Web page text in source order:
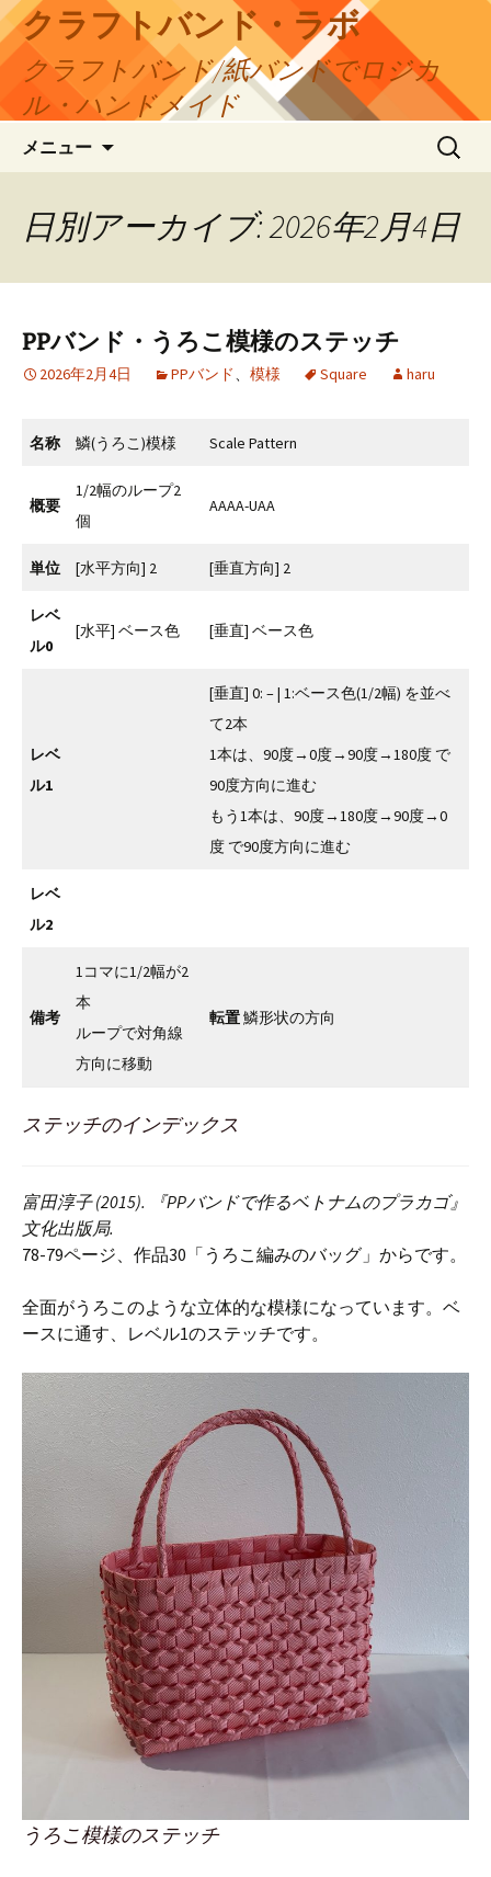
コ
ン
テ
ツ
ス
クラフトバンド・ラボ
クラフトバンド/紙バンドでロジカ
ル・ハンドメイド
メニュー
検
索:
日別アーカイブ: 2026年2月4日
PPバンド・うろこ模様のステッチ
2026年2月4日 PPバンド、 模様 Square haru
名称 鱗(うろこ)模様 Scale Pattern
概要
1/2幅のループ2
個
AAAA-UAA
単位 [水平方向] 2 [垂直方向] 2
レベ
ル0
[水平] ベース色 [垂直] ベース色
レベ
ル1
[垂直] 0: – | 1:ベース色(1/2幅) を並べ
て2本
1本は、90度→0度→90度→180度 で
90度方向に進む
もう1本は、90度→180度→90度→0
度 で90度方向に進む
レベ
ル2
備考
1コマに1/2幅が2
本
ループで対角線
方向に移動
転置鱗形状の方向
ステッチのインデックス
富田淳子 (2015). 『PPバンドで作るベトナムのプラカゴ』
文化出版局.
78-79ページ、作品30「うろこ編みのバッグ」からです。
全面がうろこのような立体的な模様になっています。ベ
ースに通す、レベル1のステッチです。
うろこ模様のステッチ